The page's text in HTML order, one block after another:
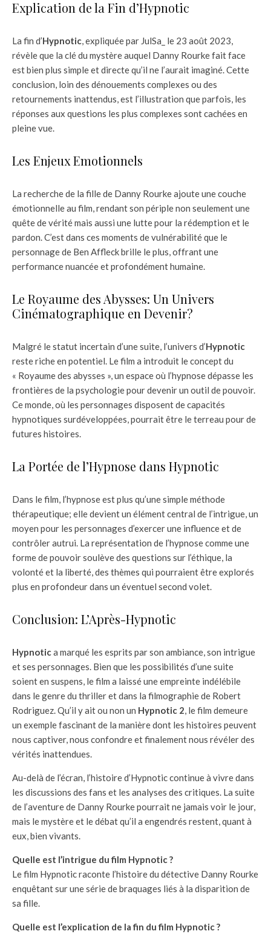
Explication de la Fin d’Hypnotic
La fin d’Hypnotic, expliquée par JulSa_ le 23 août 2023,
révèle que la clé du mystère auquel Danny Rourke fait face
est bien plus simple et directe qu’il ne l’aurait imaginé. Cette
conclusion, loin des dénouements complexes ou des
retournements inattendus, est l’illustration que parfois, les
réponses aux questions les plus complexes sont cachées en
pleine vue.
Les Enjeux Emotionnels
La recherche de la fille de Danny Rourke ajoute une couche
émotionnelle au film, rendant son périple non seulement une
quête de vérité mais aussi une lutte pour la rédemption et le
pardon. C’est dans ces moments de vulnérabilité que le
personnage de Ben Affleck brille le plus, offrant une
performance nuancée et profondément humaine.
Le Royaume des Abysses: Un Univers
Cinématographique en Devenir?
Malgré le statut incertain d’une suite, l’univers d’Hypnotic
reste riche en potentiel. Le film a introduit le concept du
« Royaume des abysses », un espace où l’hypnose dépasse les
frontières de la psychologie pour devenir un outil de pouvoir.
Ce monde, où les personnages disposent de capacités
hypnotiques surdéveloppées, pourrait être le terreau pour de
futures histoires.
La Portée de l’Hypnose dans Hypnotic
Dans le film, l’hypnose est plus qu’une simple méthode
thérapeutique; elle devient un élément central de l’intrigue, un
moyen pour les personnages d’exercer une influence et de
contrôler autrui. La représentation de l’hypnose comme une
forme de pouvoir soulève des questions sur l’éthique, la
volonté et la liberté, des thèmes qui pourraient être explorés
plus en profondeur dans un éventuel second volet.
Conclusion: L’Après-Hypnotic
Hypnotica marqué les esprits par son ambiance, son intrigue
et ses personnages. Bien que les possibilités d’une suite
soient en suspens, le film a laissé une empreinte indélébile
dans le genre du thriller et dans la filmographie de Robert
Rodriguez. Qu’il y ait ou non un Hypnotic 2, le film demeure
un exemple fascinant de la manière dont les histoires peuvent
nous captiver, nous confondre et finalement nous révéler des
vérités inattendues.
Au-delà de l’écran, l’histoire d’Hypnotic continue à vivre dans
les discussions des fans et les analyses des critiques. La suite
de l’aventure de Danny Rourke pourrait ne jamais voir le jour,
mais le mystère et le débat qu’il a engendrés restent, quant à
eux, bien vivants.
Quelle est l’intrigue du film Hypnotic ?
Le film Hypnotic raconte l’histoire du détective Danny Rourke
enquêtant sur une série de braquages liés à la disparition de
sa fille.
Quelle est l’explication de la fin du film Hypnotic ?